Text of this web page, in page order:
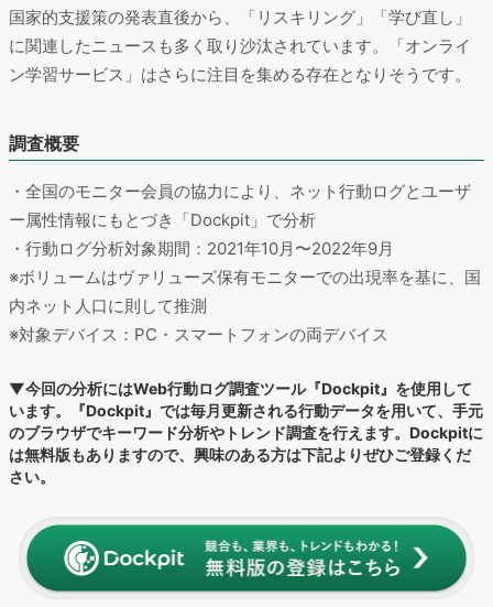
しょう。
日々の仕事と低迷した経済の中で、どれだけ合理的に時間とお
始められるのが「オンライン学習サービス」となるのではない
でしょうか。
国家的支援策の発表直後から、「リスキリング」「学び直し」
に関連したニュースも多く取り沙汰されています。「オンライ
ン学習サービス」はさらに注目を集める存在となりそうです。
調査概要
・全国のモニター会員の協力により、ネット行動ログとユーザ
ー属性情報にもとづき「Dockpit」で分析
・行動ログ分析対象期間：2021年10月〜2022年9月
※ボリュームはヴァリューズ保有モニターでの出現率を基に、国
※対象デバイス：PC・スマートフォンの両デバイス
▼今回の分析にはWeb行動ログ調査ツール『Dockpit』を使用して